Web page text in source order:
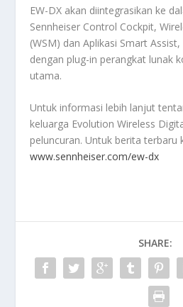
EW-DX akan diintegrasikan ke
Sennheiser Control Cockpit,
(WSM) dan Aplikasi Smart
dengan plug-in perangkat lunak
utama.
Untuk informasi lebih lanjut
keluarga Evolution Wireless
peluncuran. Untuk berita terbaru
www.sennheiser.com/ew-dx
SHARE: